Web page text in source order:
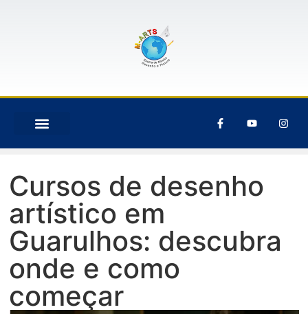
Cursos de desenho
artístico em
Guarulhos: descubra
onde e como
começar